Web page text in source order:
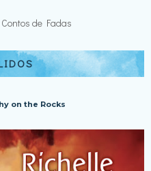
de Fadas
on the Rocks